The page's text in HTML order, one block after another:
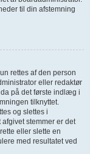
til din afstemning
rettes af den person
eller redaktør
på det første indlæg i
tilknyttet.
og slettes i
stemmer er det
eller slette en
med resultatet ved